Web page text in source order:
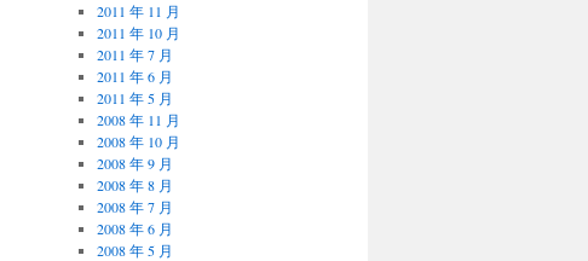
2011 年 11 月
2011 年 10 月
2011 年 7 月
2011 年 6 月
2011 年 5 月
2008 年 11 月
2008 年 10 月
2008 年 9 月
2008 年 8 月
2008 年 7 月
2008 年 6 月
2008 年 5 月